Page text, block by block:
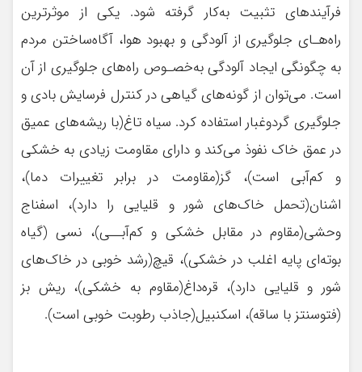
فرآیندهای تثبیت به‌کار گرفته شود. یکی از موثرترین
راه‌هـای جلوگیری از آلودگی و بهبود هوا، آگاه‌ساختن مردم
به چگونگی ایجاد آلودگی به‌خصـوص راه‌های جلوگیری از آن
است. می‌توان از گونه‌های گیاهی در کنترل فرسایش بادی و
جلوگیری گردوغبار استفاده کرد. سیاه تاغ(با ریشه‌های عمیق
در عمق خاک نفوذ می‌کند و دارای مقاومت زیادی به خشکی
و کم‌آبی است)، گز(مقاومت در برابر تغییرات دما)،
اشنان(تحمل خاک‌های شور و قلیایی را دارد)، اسفناج
وحشی(مقاوم در مقابل خشکی و کم‌آبــی)، نسی (گیاه
بوته‌ای پایه اغلب در خشکی)، قیچ(رشد خوبی در خاک‌های
شور و قلیایی دارد)، قره‌داغ(مقاوم به خشکی)، ریش بز
(فتوسنتز با ساقه)، اسکنبیل(جاذب رطوبت خوبی است).